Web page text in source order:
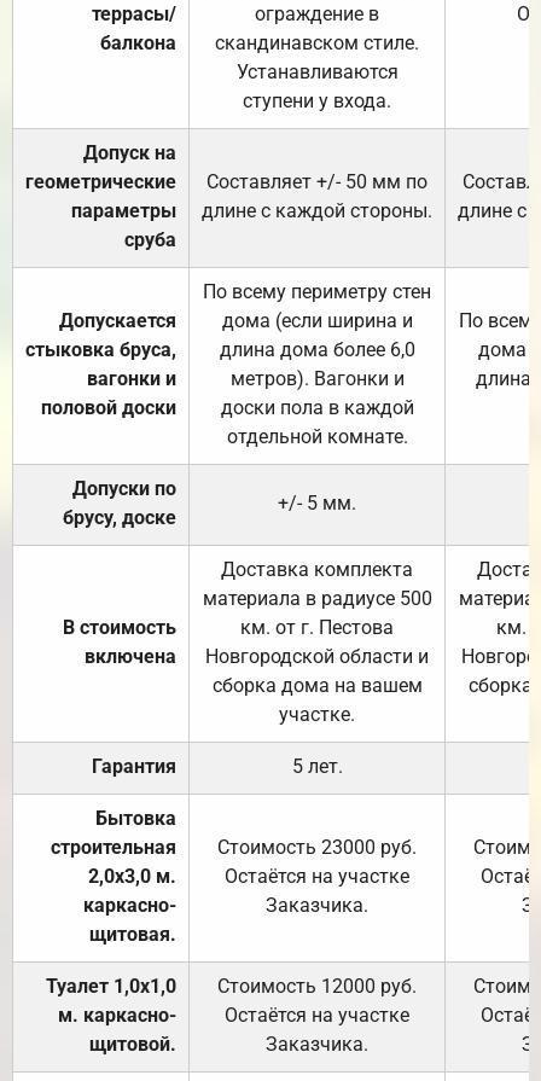
террасы/
балкона
ограждение в
скандинавском стиле.
Устанавливаются
ступени у входа.
Допуск на
геометрические
параметры
сруба
Составляет +/- 50 мм по
длине с каждой стороны.
длине с
Допускается
стыковка бруса,
вагонки и
половой доски
По всему периметру стен
дома (если ширина и
длина дома более 6,0
метров). Вагонки и
доски пола в каждой
отдельной комнате.
По
дома
длина
Допуски по
брусу, доске
+/- 5 мм.
В стоимость
включена
Доставка комплекта
материала в радиусе 500
км. от г. Пестова
Новгородской области и
сборка дома на вашем
участке.
км.
Гарантия 5 лет.
Бытовка
строительная
2,0х3,0 м.
каркасно-
щитовая.
Стоимость 23000 руб.
Остаётся на участке
Заказчика.
Туалет 1,0х1,0
м. каркасно-
щитовой.
Стоимость 12000 руб.
Остаётся на участке
Заказчика.